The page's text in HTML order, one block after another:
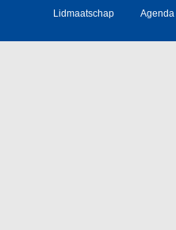
Lidmaatschap Agenda